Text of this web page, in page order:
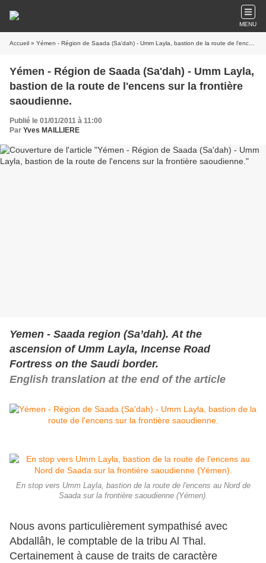
MENU
Accueil » Yémen - Région de Saada (Sa'dah) - Umm Layla, bastion de la route de l'encens sur la frontière saoudienne.
Yémen - Région de Saada (Sa'dah) - Umm Layla,
bastion de la route de l'encens sur la frontière
saoudienne.
Publié le 01/01/2011 à 11:00
Par Yves MAILLIERE
Yemen - Saada region (Sa’dah). At the
ascension of Umm Layla, Incense Road
Fortress on the Saudi border.
English translation at the end of the article
En stop vers Umm Layla, bastion de la route de l'encens au Nord de
Saada sur la frontière saoudienne (Yémen).
Nous avons particulièrement sympathisé avec
Abdallâh, le comptable de la tribu Al Thal.
Certainement à cause de traits de caractère